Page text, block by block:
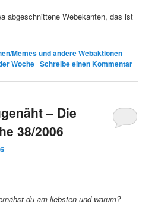
abgeschnittene Webekanten, das ist
Memes und andere Webaktionen |
Woche |Schreibe einen Kommentar
– Die
38/2006
du am liebsten und warum?